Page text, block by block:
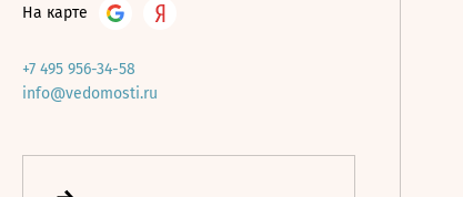
На карте
+7 495 956-34-58
info@vedomosti.ru